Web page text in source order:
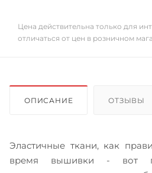
Цена действительна только для
отличаться от цен в розничном
ОПИСАНИЕ ОТЗЫВЫ
Эластичные ткани, как
время вышивки - вот